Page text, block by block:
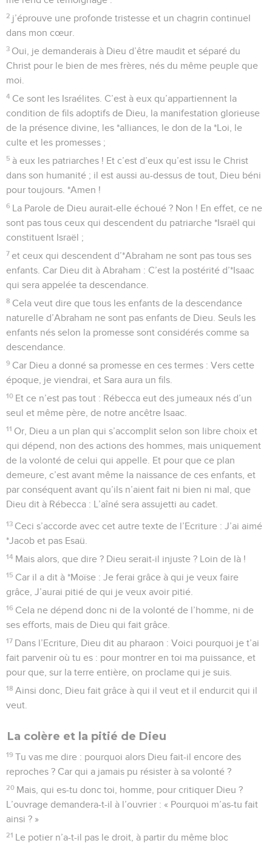
2 j’éprouve une profonde tristesse et un chagrin continuel
dans mon cœur.
3 Oui, je demanderais à Dieu d’être maudit et séparé du
Christ pour le bien de mes frères, nés du même peuple que
moi.
4 Ce sont les Israélites. C’est à eux qu’appartiennent la
condition de fils adoptifs de Dieu, la manifestation glorieuse
de la présence divine, les *alliances, le don de la *Loi, le
culte et les promesses ;
5 à eux les patriarches ! Et c’est d’eux qu’est issu le Christ
dans son humanité ; il est aussi au-dessus de tout, Dieu béni
pour toujours. *Amen !
6 La Parole de Dieu aurait-elle échoué ? Non ! En effet, ce ne
sont pas tous ceux qui descendent du patriarche *Israël qui
constituent Israël ;
7 et ceux qui descendent d’*Abraham ne sont pas tous ses
enfants. Car Dieu dit à Abraham : C’est la postérité d’*Isaac
qui sera appelée ta descendance.
8 Cela veut dire que tous les enfants de la descendance
naturelle d’Abraham ne sont pas enfants de Dieu. Seuls les
enfants nés selon la promesse sont considérés comme sa
descendance.
9 Car Dieu a donné sa promesse en ces termes : Vers cette
époque, je viendrai, et Sara aura un fils.
10 Et ce n’est pas tout : Rébecca eut des jumeaux nés d’un
seul et même père, de notre ancêtre Isaac.
11 Or, Dieu a un plan qui s’accomplit selon son libre choix et
qui dépend, non des actions des hommes, mais uniquement
de la volonté de celui qui appelle. Et pour que ce plan
demeure, c’est avant même la naissance de ces enfants, et
par conséquent avant qu’ils n’aient fait ni bien ni mal, que
Dieu dit à Rébecca : L’aîné sera assujetti au cadet.
13 Ceci s’accorde avec cet autre texte de l’Ecriture : J’ai aimé
*Jacob et pas Esaü.
14 Mais alors, que dire ? Dieu serait-il injuste ? Loin de là !
15 Car il a dit à *Moïse : Je ferai grâce à qui je veux faire
grâce, J’aurai pitié de qui je veux avoir pitié.
16 Cela ne dépend donc ni de la volonté de l’homme, ni de
ses efforts, mais de Dieu qui fait grâce.
17 Dans l’Ecriture, Dieu dit au pharaon : Voici pourquoi je t’ai
fait parvenir où tu es : pour montrer en toi ma puissance, et
pour que, sur la terre entière, on proclame qui je suis.
18 Ainsi donc, Dieu fait grâce à qui il veut et il endurcit qui il
veut.
La colère et la pitié de Dieu
19 Tu vas me dire : pourquoi alors Dieu fait-il encore des
reproches ? Car qui a jamais pu résister à sa volonté ?
20 Mais, qui es-tu donc toi, homme, pour critiquer Dieu ?
L’ouvrage demandera-t-il à l’ouvrier : « Pourquoi m’as-tu fait
ainsi ? »
21 Le potier n’a-t-il pas le droit, à partir du même bloc